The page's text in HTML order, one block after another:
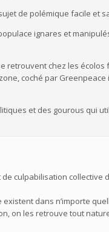
de polémique facile et
ignares et
retrouvent chez les
zone, coché par
et des gourous qui
culpabilisation collective
dans n’importe
on les retrouve tout